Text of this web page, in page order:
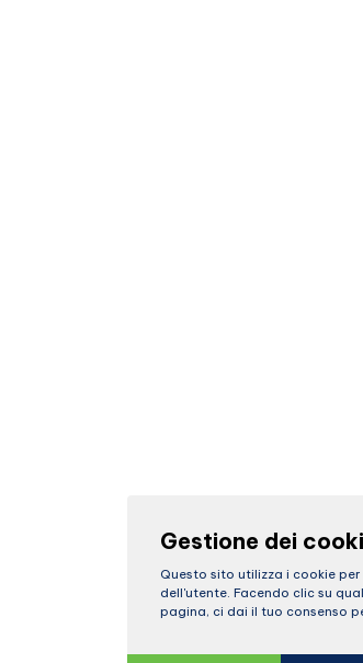
Gestione dei
Questo sito utilizza i cookie
dell'utente. Facendo clic su
pagina, ci dai il tuo consenso